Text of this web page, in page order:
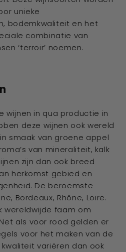
unieke
bodemkwaliteit en het
combinatie van
‘terroir’ noemen.
wijnen in qua productie in
deze wijnen ook wereld
smaak van groene appel
van mineraliteit, kalk
zijn dan ook breed
herkomst gebied en
De beroemste
Bordeaux, Rhône, Loire.
wereldwijde faam om
als voor rood gelden er
voor het maken van de
kwaliteit variëren dan ook